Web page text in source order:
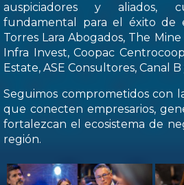
auspiciadores y aliados,
fundamental para el éxito de
Torres Lara Abogados, The Mine
Infra Invest, Coopac
Estate, ASE Consultores, Canal
Seguimos comprometidos con
que conecten empresarios,
fortalezcan el ecosistema de
región.